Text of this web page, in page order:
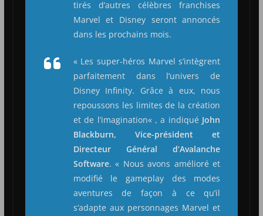
tirés d’autres célèbres franchises
Marvel et Disney seront annoncés
dans les prochains mois.
« Les super-héros Marvel s’intègrent
parfaitement dans l’univers de
Disney Infinity. Grâce à eux, nous
repoussons les limites de la création
et de l’imagination« , a indiqué John
Blackburn, Vice-président et
Directeur Général d’Avalanche
Software. « Nous avons amélioré et
modifié le gameplay des modes
aventures de façon à ce qu’il
s’adapte aux personnages Marvel et